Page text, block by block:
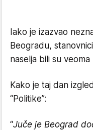
Iako je izazvao
Beogradu,
naselja bili su
Kako je taj dan
“Politike”:
“Juče je Beograd